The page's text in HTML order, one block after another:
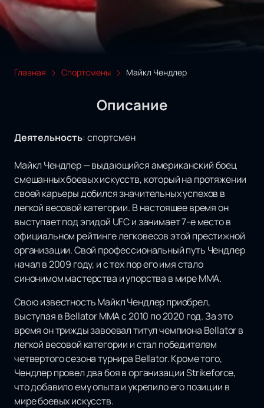
Главная Спортсмены Майкл Чендлер
Описание
Деятельность:спортсмен
Майкл Чендлер — выдающийся американский боец
смешанных боевых искусств, который на протяжении
своей карьеры добился значительных успехов в
легкой весовой категории. В настоящее время он
выступает под эгидой UFC и занимает 7-е место в
официальном рейтинге легковесов этой престижной
организации. Свой профессиональный путь Чендлер
начал в 2009 году, и с тех пор его имя стало
синонимом мастерства и упорства в мире ММА.
Свою известность Майкл Чендлер приобрел,
выступая в Bellator MMA с 2010 по 2020 год. За это
время он трижды завоевал титул чемпиона Bellator в
легкой весовой категории и стал победителем
четвертого сезона турнира Bellator. Кроме того,
Чендлер провел два боя в организации Strikeforce,
что добавило ему опыта и укрепило его позиции в
мире боевых искусств.